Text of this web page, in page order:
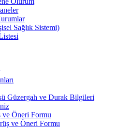
Sağlık Sistemi)
Güzergah ve Durak Bilgileri
ve Öneri Formu
ve Öneri Formu